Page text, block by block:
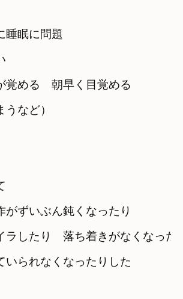
睡眠に問題
める　朝早く目覚める
など）
ずいぶん鈍くなったり
したり　落ち着きがなくなった
られなくなったりした